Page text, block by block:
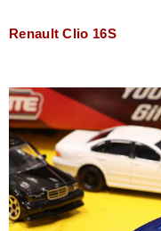
Renault Clio 16S